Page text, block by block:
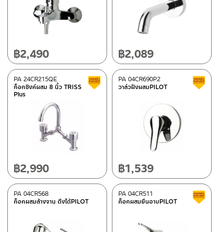
มีสต็อกปกติ
฿2,490 ฿2,089
ก็อกซิงค์ผสม 8 นิ้ว TRISS
Plus
PA 24CR215QE สินค้าลดราคา เคลียร์สต็อก
฿2,990
วาล์วฝังผสมPILOT
PA 04CR690P2
฿1,539
ก็อกผสมล้างจาน ดึงได้PILOT
PA 04CR568
ก็อกผสมยืนอาบPILOT
PA 04CR511